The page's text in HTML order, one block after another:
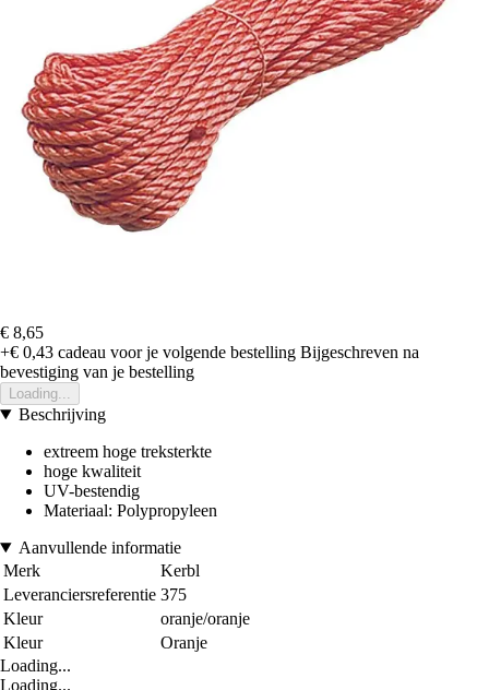
€ 8,65
+€ 0,43 cadeau voor je volgende bestelling Bijgeschreven na
bevestiging van je bestelling
Loading...
Beschrijving
extreem hoge treksterkte
hoge kwaliteit
UV-bestendig
Materiaal: Polypropyleen
Aanvullende informatie
Merk
Kerbl
Leveranciersreferentie 375
Kleur
oranje/oranje
Kleur
Oranje
Loading...
Loading...